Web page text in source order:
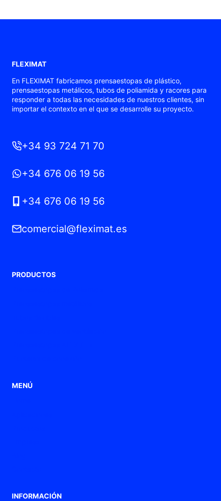
FLEXIMAT
En FLEXIMAT fabricamos prensaestopas de plástico,
prensaestopas metálicos, tubos de poliamida y racores para
responder a todas las necesidades de nuestros clientes, sin
importar el contexto en el que se desarrolle su proyecto.
+34 93 724 71 70
+34 676 06 19 56
+34 676 06 19 56
comercial@fleximat.es
PRODUCTOS
MENÚ
INFORMACIÓN